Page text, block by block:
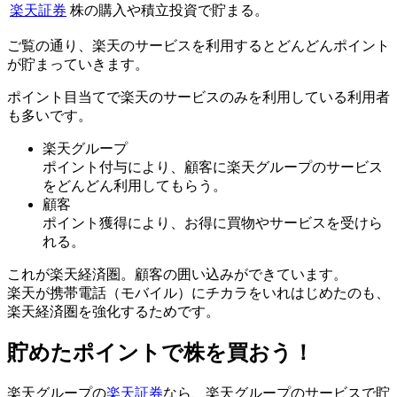
楽天証券 株の購入や積立投資で貯まる。
ご覧の通り、楽天のサービスを利用するとどんどんポイント
が貯まっていきます。
ポイント目当てで楽天のサービスのみを利用している利用者
も多いです。
楽天グループ
ポイント付与により、顧客に楽天グループのサービス
をどんどん利用してもらう。
顧客
ポイント獲得により、お得に買物やサービスを受けら
れる。
これが楽天経済圏。顧客の囲い込みができています。
楽天が携帯電話（モバイル）にチカラをいれはじめたのも、
楽天経済圏を強化するためです。
貯めたポイントで株を買おう！
楽天グループの楽天証券なら、楽天グループのサービスで貯